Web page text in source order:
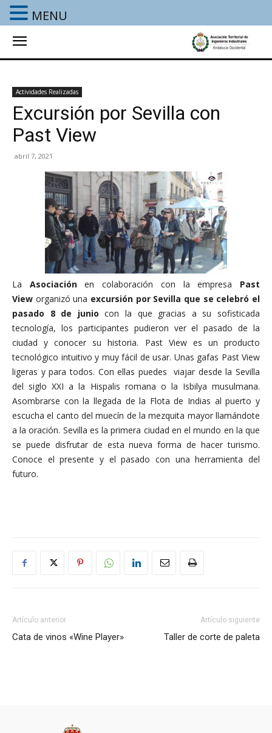
Actividades Realizadas
Excursión por Sevilla con
Past View
abril 7, 2021
La Asociaciónen colaboración con la empresa Past
View organizó una excursión por Sevilla que se celebró el
pasado 8 de junio con la que gracias a su sofisticada
tecnología, los participantes pudieron ver el pasado de la
ciudad y conocer su historia. Past View es un producto
tecnológico intuitivo y muy fácil de usar. Unas gafas Past View
ligeras y para todos. Con ellas puedes viajar desde la Sevilla
del siglo XXI a la Hispalis romana o la Isbilya musulmana.
Asombrarse con la llegada de la Flota de Indias al puerto y
escucha el canto del muecín de la mezquita mayor llamándote
a la oración. Sevilla es la primera ciudad en el mundo en la que
se puede disfrutar de esta nueva forma de hacer turismo.
Conoce el presente y el pasado con una herramienta del
futuro.
Artículo anterior
Cata de vinos «Wine Player»
Artículo siguiente
Taller de corte de paleta
MENU